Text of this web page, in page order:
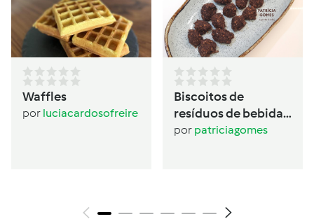
Waffles
por luciacardosofreire
Biscoitos de
resíduos de bebida
de aveia
por patriciagomes